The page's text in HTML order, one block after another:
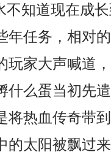
知道现在成
年任务，相对
玩家大声喊道
什么蛋当初先
将热血传奇带
的太阳被飘过